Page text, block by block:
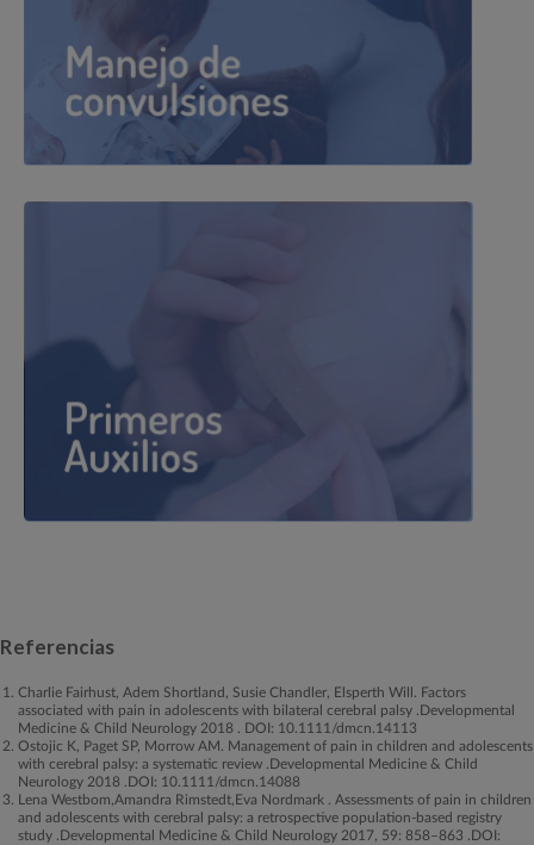
Referencias
Charlie Fairhust, Adem Shortland, Susie Chandler, Elsperth Will. Factors
associated with pain in adolescents with bilateral cerebral palsy .Developmental
Medicine & Child Neurology 2018 . DOI: 10.1111/dmcn.14113
Ostojic K, Paget SP, Morrow AM. Management of pain in children and adolescents
with cerebral palsy: a systematic review .Developmental Medicine & Child
Neurology 2018 .DOI: 10.1111/dmcn.14088
Lena Westbom,Amandra Rimstedt,Eva Nordmark . Assessments of pain in children
and adolescents with cerebral palsy: a retrospective population-based registry
study .Developmental Medicine & Child Neurology 2017, 59: 858–863 .DOI: